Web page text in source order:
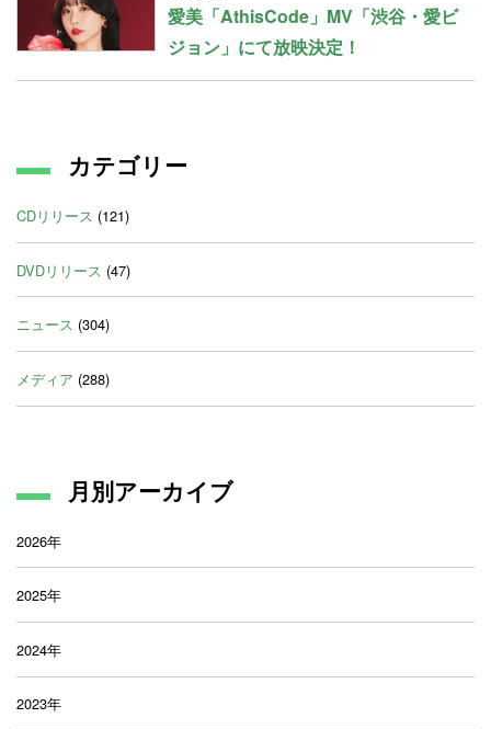
愛美「AthisCode」MV「渋谷・愛ビ
ジョン」にて放映決定！
カテゴリー
CDリリース (121)
DVDリリース (47)
ニュース (304)
メディア (288)
月別アーカイブ
2026年
2025年
2024年
2023年